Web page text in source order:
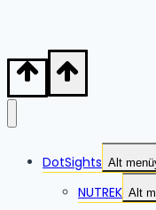
DotSights Alt
NUTREK Alt